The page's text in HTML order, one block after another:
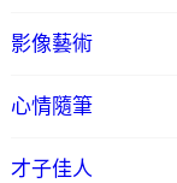
影像藝術
心情隨筆
才子佳人